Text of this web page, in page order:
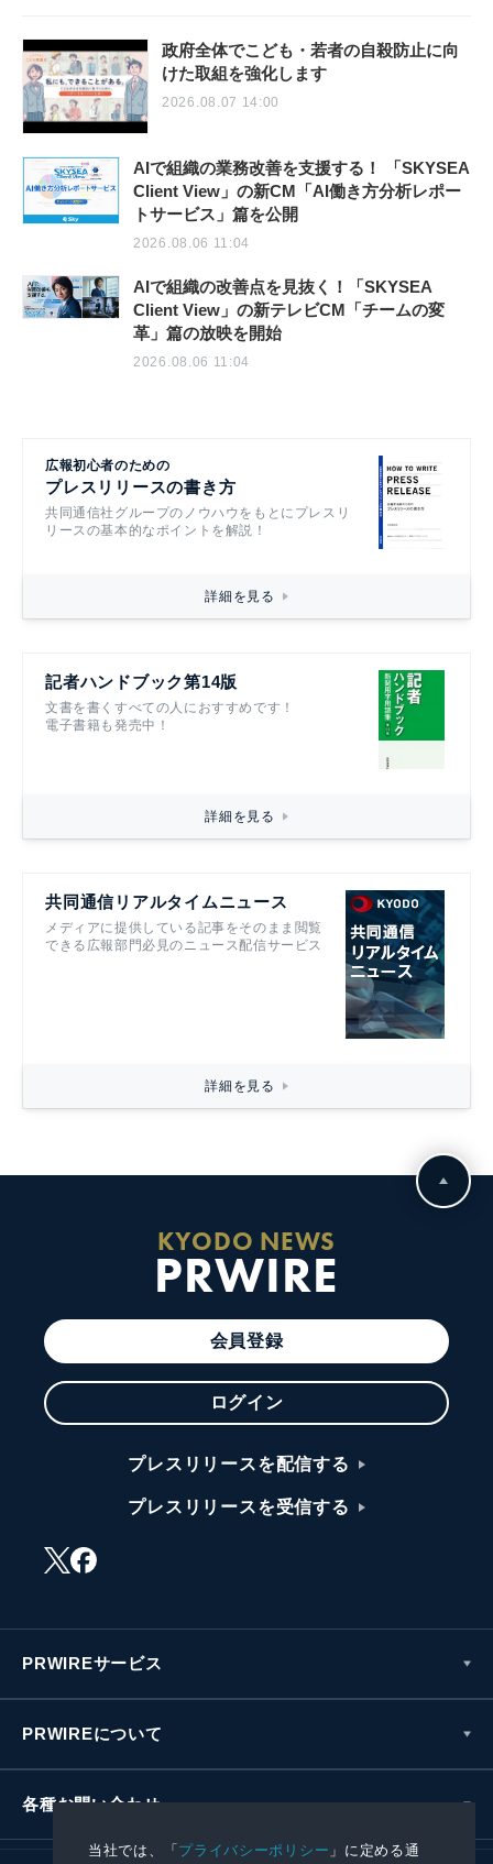
当社では、「プライバシーポリシー 」に定める通
政府全体でこども・若者の自殺防止に向
けた取組を強化します
2026.08.07 14:00
AIで組織の業務改善を支援する！ 「SKYSEA
Client View」の新CM「AI働き方分析レポー
トサービス」篇を公開
2026.08.06 11:04
AIで組織の改善点を見抜く！「SKYSEA
Client View」の新テレビCM「チームの変
革」篇の放映を開始
2026.08.06 11:04
広報初心者のための
プレスリリースの書き方
共同通信社グループのノウハウをもとにプレスリ
リースの基本的なポイントを解説！
詳細を見る
記者ハンドブック第14版
文書を書くすべての人におすすめです！
電子書籍も発売中！
詳細を見る
共同通信リアルタイムニュース
メディアに提供している記事をそのまま閲覧
できる広報部門必見のニュース配信サービス
詳細を見る
KYODO NEWS
PRWIRE
会員登録
ログイン
プレスリリースを配信する
プレスリリースを受信する
PRWIREサービス
PRWIREについて
各種お問い合わせ